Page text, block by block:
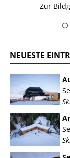
NEUESTE